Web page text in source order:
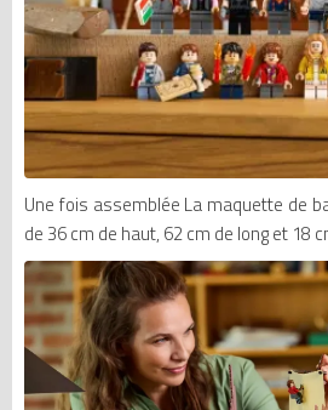
Une fois assemblée La maquette de
de 36 cm de haut, 62 cm de long et 18